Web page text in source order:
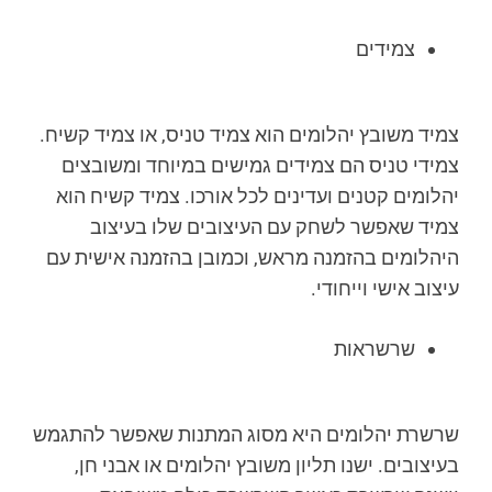
צמידים
צמיד משובץ יהלומים הוא צמיד טניס, או צמיד קשיח.
צמידי טניס הם צמידים גמישים במיוחד ומשובצים
יהלומים קטנים ועדינים לכל אורכו. צמיד קשיח הוא
צמיד שאפשר לשחק עם העיצובים שלו בעיצוב
היהלומים בהזמנה מראש, וכמובן בהזמנה אישית עם
עיצוב אישי וייחודי.
שרשראות
שרשרת יהלומים היא מסוג המתנות שאפשר להתגמש
בעיצובים. ישנו תליון משובץ יהלומים או אבני חן,